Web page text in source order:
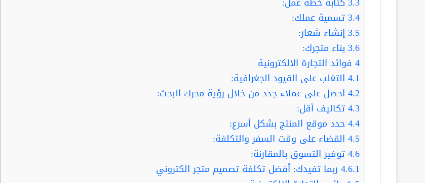
3.4تسمية عملك:
3.5 إنشاء شعار:
3.6 بناء متجرك:
4 فوائد التجارة الالكترونية
4.1 التغلب على القيود الجغرافية:
4.2 احصل على عملاء جدد من خلال رؤية محرك البحث:
4.3تكاليف أقل:
4.4حدد موقع المنتج بشكل أسرع:
4.5 القضاء على وقت السفر والتكلفة:
4.6توفير التسوق بالمقارنة:
4.6.1 ربما تفيدك: أفضل تكلفة تصميم متجر الكتروني